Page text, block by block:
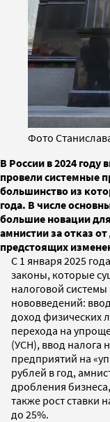
Фото
В России в 2024 году
провели системные
большинство из
года. В числе
большие новации
амнистии за отказ
предстоящих
С 1 января 2025
законы, которые
налоговой
нововведений:
доход физических
перехода на
(УСН), ввод налога
предприятий на
рублей в год,
дробления
также рост ставки
до 25%.